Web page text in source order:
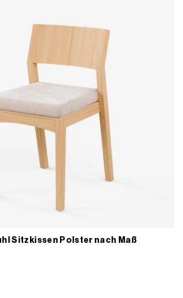
Sitzkissen Polster nach Maß